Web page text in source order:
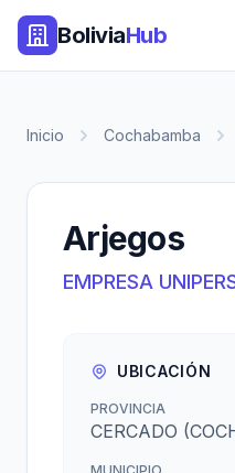
BoliviaHub
Inicio Cochabamba
Arjegos
EMPRESA
UBICACIÓN
PROVINCIA
CERCADO